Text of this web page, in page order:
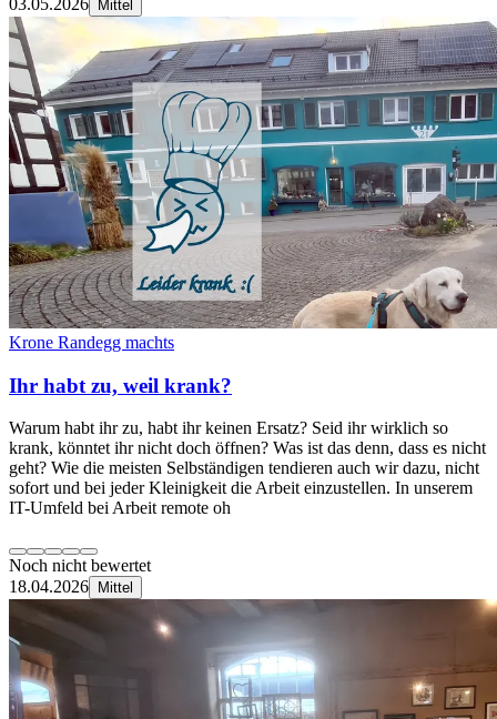
Mittel
Krone Randegg machts
Ihr habt zu, weil krank?
Warum habt ihr zu, habt ihr keinen Ersatz? Seid ihr wirklich so
krank, könntet ihr nicht doch öffnen? Was ist das denn, dass es nicht
geht? Wie die meisten Selbständigen tendieren auch wir dazu, nicht
sofort und bei jeder Kleinigkeit die Arbeit einzustellen. In unserem
IT-Umfeld bei Arbeit remote oh
Noch nicht bewertet
18.04.2026
Mittel